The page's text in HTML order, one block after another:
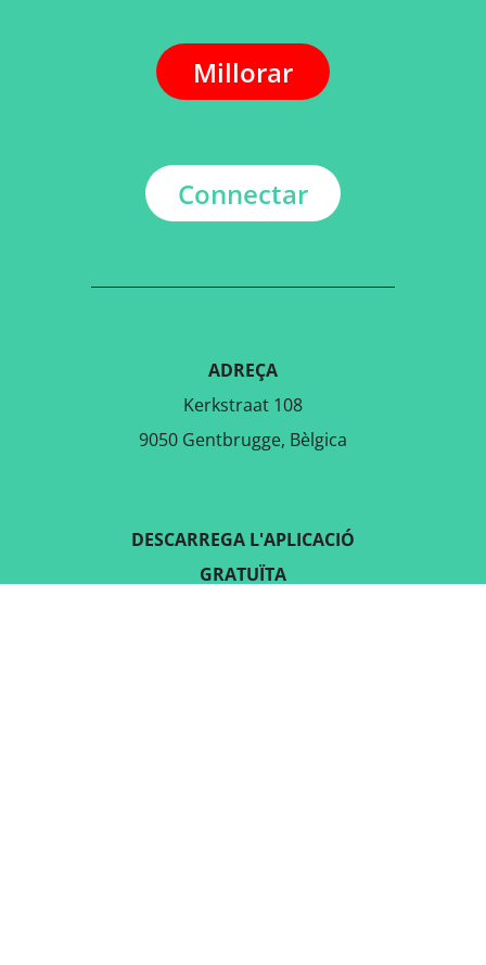
Millorar
Connectar
ADREÇA
Kerkstraat 108
9050 Gentbrugge, Bèlgica
DESCARREGA L'APLICACIÓ
GRATUÏTA